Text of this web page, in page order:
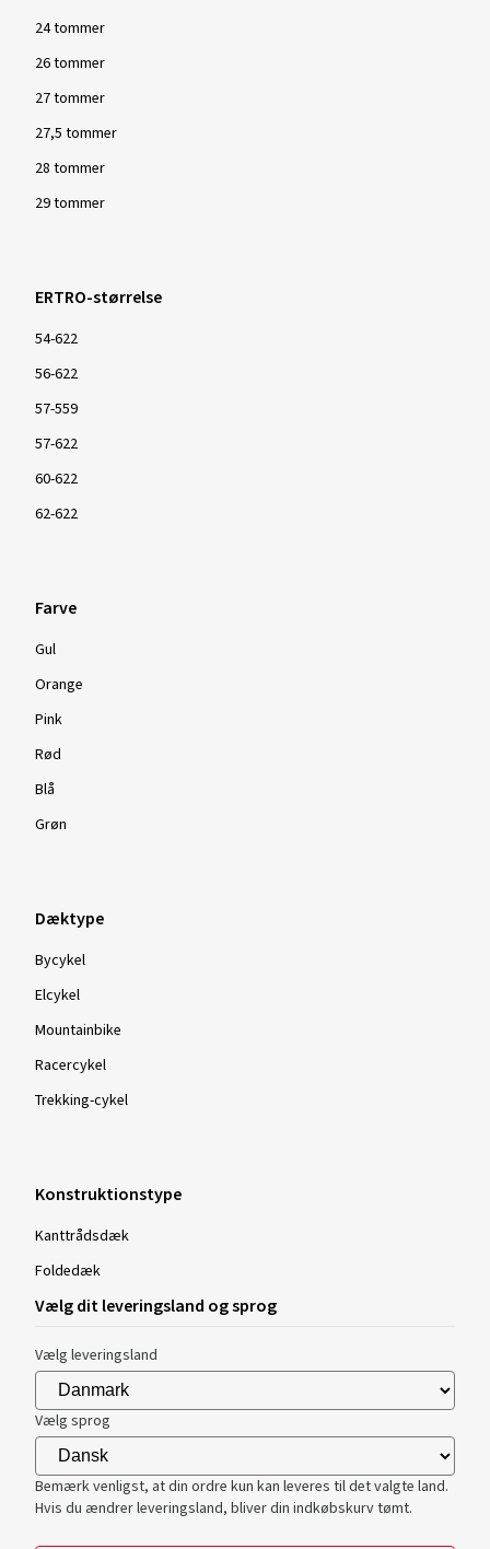
24 tommer
26 tommer
27 tommer
27,5 tommer
28 tommer
29 tommer
ERTRO-størrelse
54-622
56-622
57-559
57-622
60-622
62-622
Farve
Gul
Orange
Pink
Rød
Blå
Grøn
Dæktype
Bycykel
Elcykel
Mountainbike
Racercykel
Trekking-cykel
Konstruktionstype
Kanttrådsdæk
Foldedæk
Vælg dit leveringsland og sprog
Vælg leveringsland
Vælg sprog
Bemærk venligst, at din ordre kun kan leveres til det valgte land.
Hvis du ændrer leveringsland, bliver din indkøbskurv tømt.